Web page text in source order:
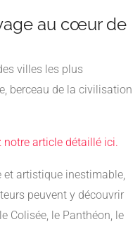
au cœur de
villes les plus
berceau de la civilisation
notre article détaillé ici.
artistique inestimable,
peuvent y découvrir
Colisée, le Panthéon, le